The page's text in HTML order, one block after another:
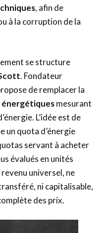
, afin de
à la corruption de la
se structure
. Fondateur
de remplacer la
mesurant
L’idée est de
un quota d’énergie
servant à acheter
évalués en unités
universel, ne
ni capitalisable,
des prix.